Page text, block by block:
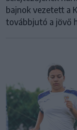
bajnok vezetett a
továbbjutó a jövő